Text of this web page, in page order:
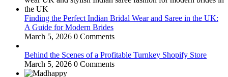
Finding the Perfect Indian Bridal Wear and Saree in the UK:
A Guide for Modern Brides
March 5, 2026 0 Comments
Behind the Scenes of a Profitable Turnkey Shopify Store
March 5, 2026 0 Comments